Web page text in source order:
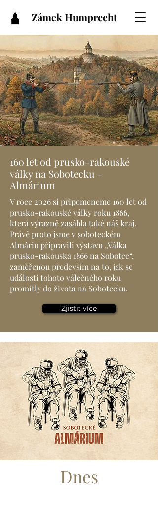
Zámek Humprecht
160 let od prusko-rakouské
války na Sobotecku -
Almárium
V roce 2026 si připomeneme 160 let od
prusko-rakouské války roku 1866,
která výrazně zasáhla také náš kraj.
Právě proto jsme v soboteckém
Almáriu připravili výstavu „Válka
prusko-rakouská 1866 na Sobotce“,
zaměřenou především na to, jak se
události tohoto válečného roku
promítly do života na Sobotecku.
Zjistit více
Dnes